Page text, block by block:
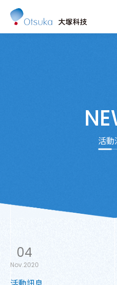
活動
04
Nov.2020